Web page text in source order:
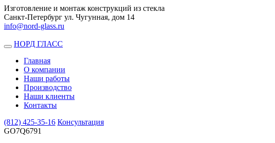
Изготовление и монтаж конструкций из стекла
Санкт-Петербург ул. Чугунная, дом 14
info@nord-glass.ru
Toggle
navigation
НОРД ГЛАСС
Главная
О компании
Наши работы
Производство
Наши клиенты
Контакты
(812) 425-35-16 Консультация
GO7Q6791